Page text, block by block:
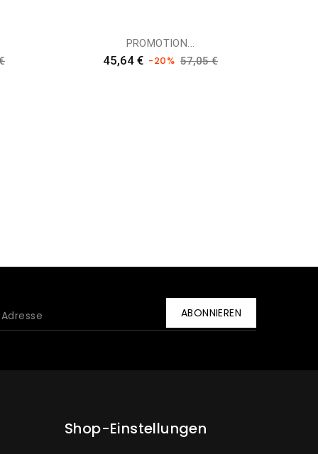
PROMOTION...
Preis
45,64 € -20% Verkaufspreis
57,05 €
Shop-Einstellungen